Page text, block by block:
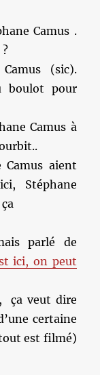
Camus .
(sic).
boulot pour
Camus à
aient
Stéphane
parlé de
ici, on peut
ça veut dire
certaine
est filmé)